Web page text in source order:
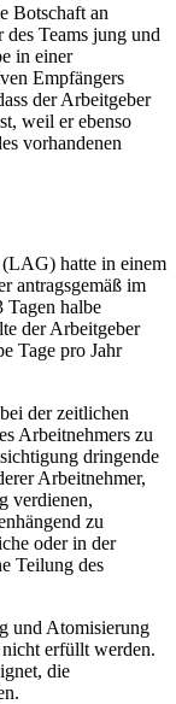
Botschaft an
Teams jung und
in einer
Empfängers
der Arbeitgeber
weil er ebenso
vorhandenen
hatte in einem
antragsgemäß im
Tagen halbe
der Arbeitgeber
Tage pro Jahr
der zeitlichen
Arbeitnehmers zu
dringende
Arbeitnehmer,
verdienen,
zu
oder in der
Teilung des
und Atomisierung
erfüllt werden.
die